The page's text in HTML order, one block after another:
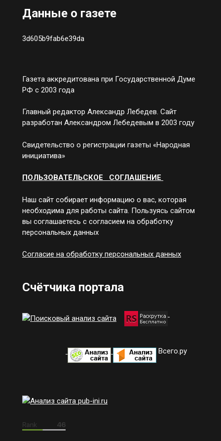
Данные о газете
3d605b9fab6e39da
Газета аккредитована при Государственной Думе
РФ с 2003 года
Главный редактор Александр Лебедев. Сайт
разработан Александром Лебедевым в 2003 году
Свидетельство о регистрации газеты «Народная
инициатива»
ПОЛЬЗОВАТЕЛЬСКОЕ СОГЛАШЕНИЕ
Наш сайт собирает информацию о вас, которая
необходима для работы сайта. Пользуясь сайтом
вы соглашаетесь с согласием на обработку
персональных данных
Согласие на обработку персональных данных
Счётчика портала
Всего.ру